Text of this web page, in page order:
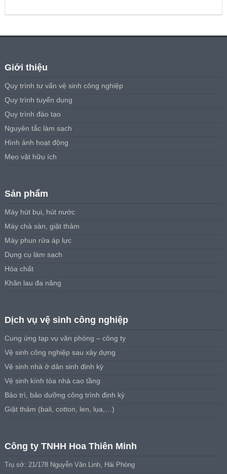
Giới thiệu
Quy trình tư vấn vệ sinh công nghiệp
Quy trình tuyển dụng
Quy trình đào tạo
Nguyên tắc làm sạch
Hình ảnh hoạt động
Mẹo vặt hữu ích
Sản phẩm
Máy hút bụi, hút nước
Máy chà sàn, giặt thảm
Máy phun rửa áp lực
Dụng cụ làm sạch
Hóa chất
Khăn lau đa năng
Dịch vụ vệ sinh công nghiệp
Cung ứng tạp vụ văn phòng – công ty
Vệ sinh công nghiệp sau xây dựng
Vệ sinh nhà ở dân sinh định kỳ
Vệ sinh kính tòa nhà cao tầng
Bảo trì, bảo dưỡng công trình định kỳ
Giặt thảm (bali, cotton, len, lụa,…)
Công ty TNHH Hoa Thiên Minh
Trụ sở: 21/178 Nguyễn Văn Linh, Hải Phòng